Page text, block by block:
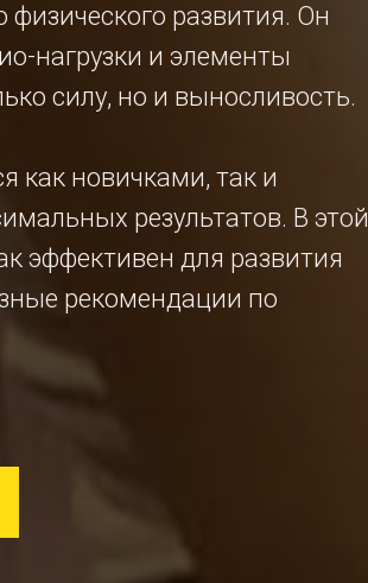
развития. Он
нагрузки и элементы
силу, но и выносливость.
как новичками, так и
результатов. В этой
эффективен для развития
рекомендации по